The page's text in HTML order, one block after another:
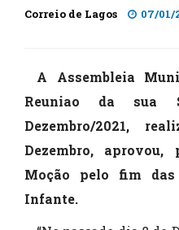
Correio de Lagos 07/01/
A Assembleia
Reuniao da sua
Dezembro/2021,
Dezembro, aprovou,
Moção pelo fim
Infante.